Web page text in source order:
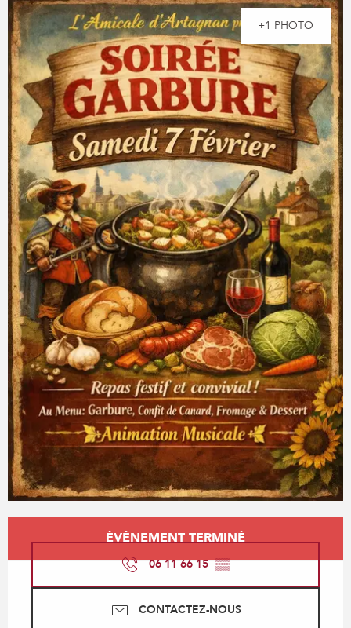
+1 PHOTO
Ouverture et coordonnées
ÉVÉNEMENT TERMINÉ
06 11 66 15▒▒
CONTACTEZ-NOUS